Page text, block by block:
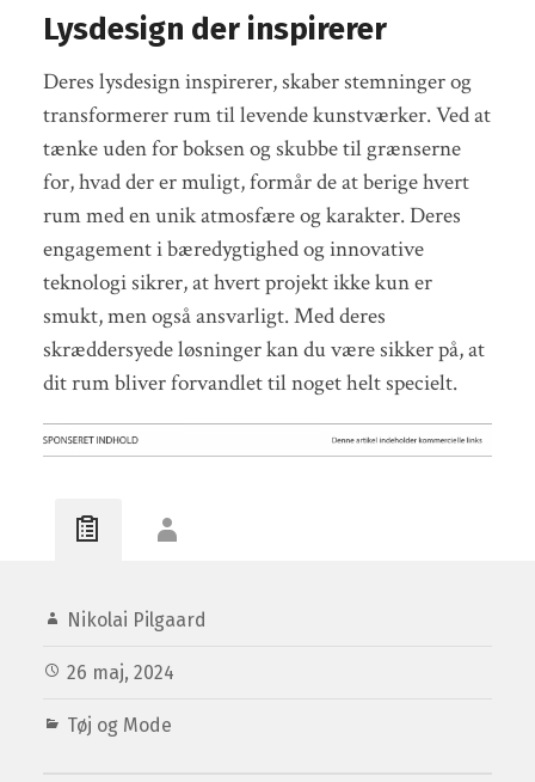
Lysdesign der inspirerer
Deres lysdesign inspirerer, skaber stemninger og
transformerer rum til levende kunstværker. Ved at
tænke uden for boksen og skubbe til grænserne
for, hvad der er muligt, formår de at berige hvert
rum med en unik atmosfære og karakter. Deres
engagement i bæredygtighed og innovative
teknologi sikrer, at hvert projekt ikke kun er
smukt, men også ansvarligt. Med deres
skræddersyede løsninger kan du være sikker på, at
dit rum bliver forvandlet til noget helt specielt.
Nikolai Pilgaard
26 maj, 2024
Tøj og Mode